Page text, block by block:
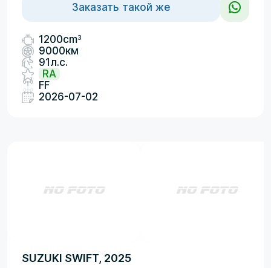
Заказать такой же
1200cm3
9000км
91л.с.
RA
FF
2026-07-02
SUZUKI SWIFT, 2025